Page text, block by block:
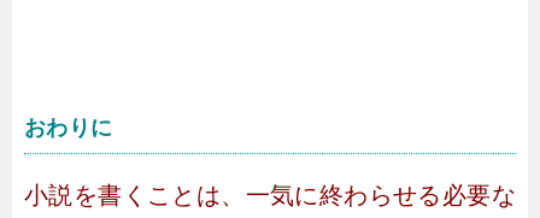
おわりに
小説を書くことは、一気に終わらせる必要な